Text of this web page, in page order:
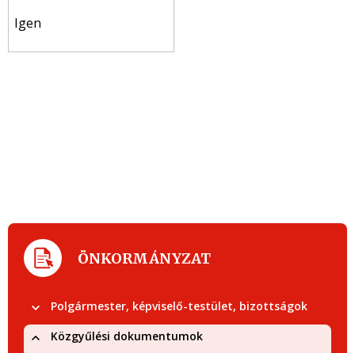
Igen
ÖNKORMÁNYZAT
Polgármester, képviselő-testület, bizottságok
Közgyűlési dokumentumok